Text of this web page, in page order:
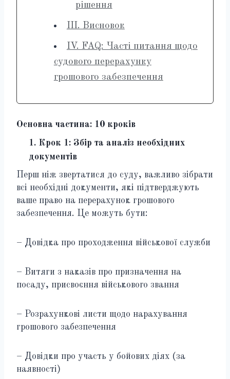
рішення
III. Висновок
IV. FAQ: Часті питання щодо
судового перерахунку
грошового забезпечення
Основна частина: 10 кроків
1. Крок 1: Збір та аналіз необхідних
документів
Перш ніж звертатися до суду, важливо зібрати
всі необхідні документи, які підтверджують
ваше право на перерахунок грошового
забезпечення. Це можуть бути:
– Довідка про проходження військової служби
– Витяги з наказів про призначення на
посаду, присвоєння військового звання
– Розрахункові листи щодо нарахування
грошового забезпечення
– Довідки про участь у бойових діях (за
наявності)